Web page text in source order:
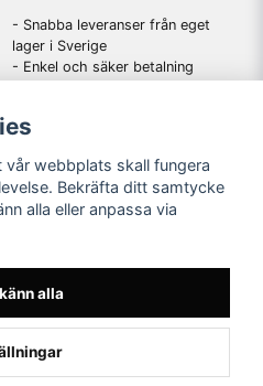
- Snabba leveranser från eget
lager i Sverige
- Enkel och säker betalning
-En schysst kundtjänst som
webbplats skall fungera
Bekräfta ditt samtycke
alla eller anpassa via
alla